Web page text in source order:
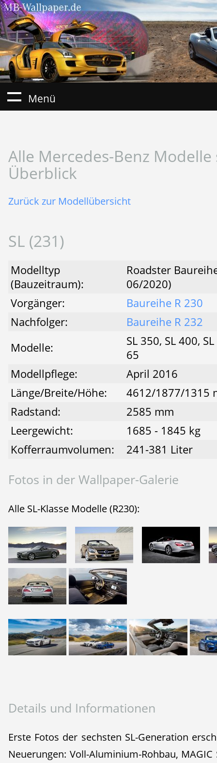
Menü
Alle Mercedes-Benz
Überblick
Zurück zur Modellübersicht
SL (231)
Modelltyp
(Bauzeitraum):
Roadster
06/2020)
Vorgänger:
Baureihe R 230
Nachfolger:
Baureihe R 232
Modelle:
SL 350, SL 400,
65
Modellpflege:
April 2016
Länge/Breite/Höhe:
4612/1877/1315
Radstand:
2585 mm
Leergewicht:
1685 - 1845 kg
Kofferraumvolumen:
241-381 Liter
Fotos in der Wallpaper-Galerie
Alle SL-Klasse Modelle (R230):
Details und Informationen
Erste Fotos der sechsten SL-Generation
Neuerungen: Voll-Aluminium-Rohbau, MAGIC